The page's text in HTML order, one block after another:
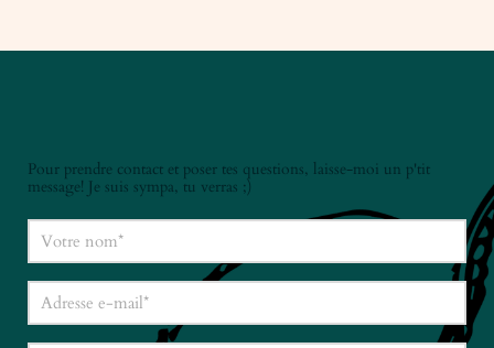
Pour prendre contact et poser tes questions, laisse-moi un p'tit
message! Je suis sympa, tu verras ;)